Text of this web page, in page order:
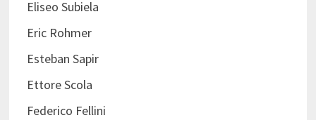
Eliseo Subiela
Eric Rohmer
Esteban Sapir
Ettore Scola
Federico Fellini